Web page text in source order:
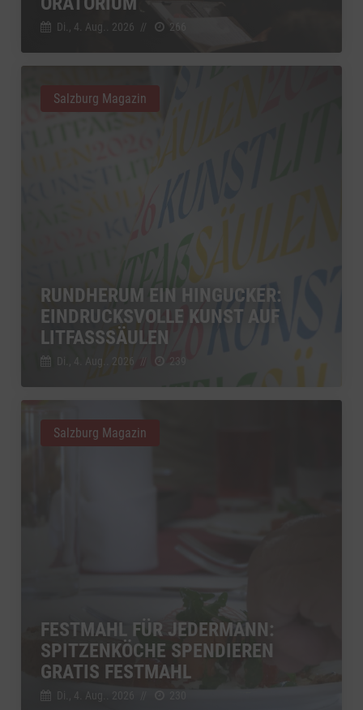
Di., 4. Aug.. 2026 // 266
RUNDHERUM EIN HINGUCKER:
EINDRUCKSVOLLE KUNST AUF
LITFASSSÄULEN
Di., 4. Aug.. 2026 239
Salzburg Magazin
FESTMAHL FÜR JEDERMANN:
SPITZENKÖCHE SPENDIEREN
GRATIS FESTMAHL
Di., 4. Aug.. 2026
Salzburg Magazin